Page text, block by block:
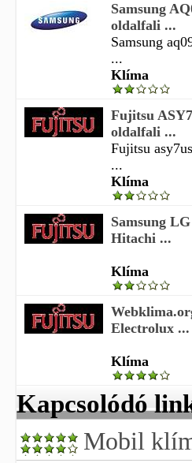
Samsung
oldalfali ...
Samsung
...
Klíma
Fujitsu
oldalfali ...
Fujitsu
...
Klíma
Samsung
Hitachi ...
Klíma
Electrolux ...
Klíma
Kapcsolódó
Mobil